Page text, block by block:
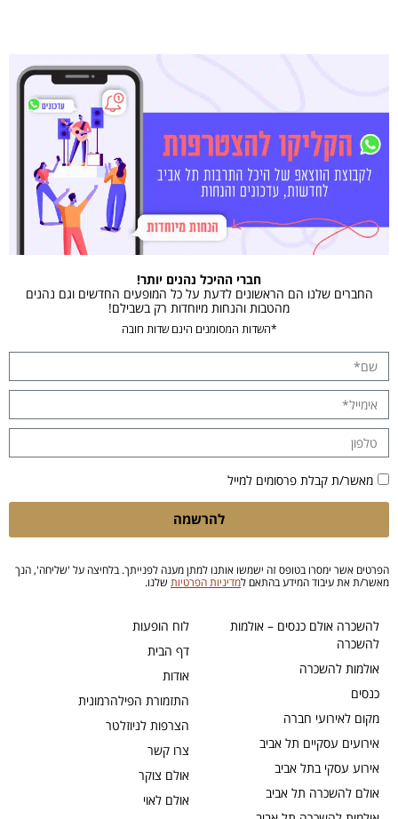
לוח הופעות
דף הבית
אודות
התזמורת הפילהרמונית
הצרפות לניוזלטר
צרו קשר
אולם צוקר
אולם לאוי
להשכרה אולם כנסים – אולמות
להשכרה
אולמות להשכרה
כנסים
מקום לאירועי חברה
אירועים עסקיים תל אביב
אירוע עסקי בתל אביב
אולם להשכרה תל אביב
חברי ההיכל נהנים יותר!
החברים שלנו הם הראשונים לדעת על כל המופעים החדשים וגם נהנים
מהטבות והנחות מיוחדות רק בשבילם!
*השדות המסומנים הינם שדות חובה
מאשר/ת קבלת פרסומים למייל
להרשמה
הפרטים אשר ימסרו בטופס זה ישמשו אותנו למתן מענה לפנייתך. בלחיצה על 'שליחה', הנך
מאשר/ת את עיבוד המידע בהתאם למדיניות הפרטיות שלנו.